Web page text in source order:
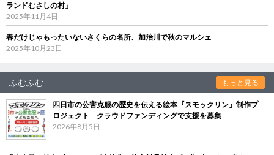
ランドむさしの村」
2025年11月4日
春だけじゃもったいないさくらの名所、加治川で秋のマルシェ
2025年10月23日
ふむふむ もっと見る
四日市の公害克服の歴史を伝える絵本『スモックリン』制作プ
ロジェクト クラウドファンディングで支援を募集
2026年8月5日